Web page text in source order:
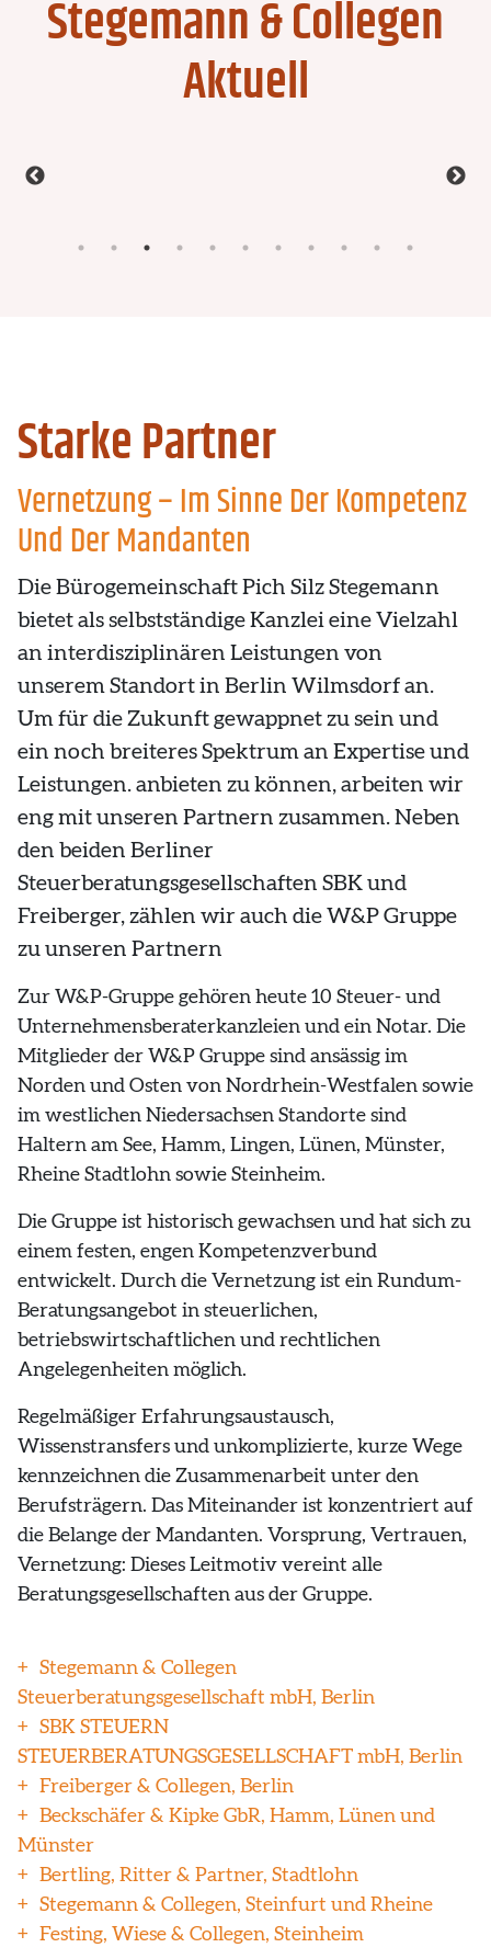
Stegemann & Collegen
Aktuell
Starke Partner
Vernetzung – Im Sinne Der Kompetenz
Und Der Mandanten
Die Bürogemeinschaft Pich Silz Stegemann
bietet als selbstständige Kanzlei eine Vielzahl
an interdisziplinären Leistungen von
unserem Standort in Berlin Wilmsdorf an.
Um für die Zukunft gewappnet zu sein und
ein noch breiteres Spektrum an Expertise und
Leistungen. anbieten zu können, arbeiten wir
eng mit unseren Partnern zusammen. Neben
den beiden Berliner
Steuerberatungsgesellschaften SBK und
Freiberger, zählen wir auch die W&P Gruppe
zu unseren Partnern
Zur W&P-Gruppe gehören heute 10 Steuer- und
Unternehmensberaterkanzleien und ein Notar. Die
Mitglieder der W&P Gruppe sind ansässig im
Norden und Osten von Nordrhein-Westfalen sowie
im westlichen Niedersachsen Standorte sind
Haltern am See, Hamm, Lingen, Lünen, Münster,
Rheine Stadtlohn sowie Steinheim.
Die Gruppe ist historisch gewachsen und hat sich zu
einem festen, engen Kompetenzverbund
entwickelt. Durch die Vernetzung ist ein Rundum-
Beratungsangebot in steuerlichen,
betriebswirtschaftlichen und rechtlichen
Angelegenheiten möglich.
Regelmäßiger Erfahrungsaustausch,
Wissenstransfers und unkomplizierte, kurze Wege
kennzeichnen die Zusammenarbeit unter den
Berufsträgern. Das Miteinander ist konzentriert auf
die Belange der Mandanten. Vorsprung, Vertrauen,
Vernetzung: Dieses Leitmotiv vereint alle
Beratungsgesellschaften aus der Gruppe.
Stegemann & Collegen
Steuerberatungsgesellschaft mbH, Berlin
SBK STEUERN
STEUERBERATUNGSGESELLSCHAFT mbH, Berlin
Freiberger & Collegen, Berlin
Beckschäfer & Kipke GbR, Hamm, Lünen und
Münster
Bertling, Ritter & Partner, Stadtlohn
Stegemann & Collegen, Steinfurt und Rheine
Festing, Wiese & Collegen, Steinheim